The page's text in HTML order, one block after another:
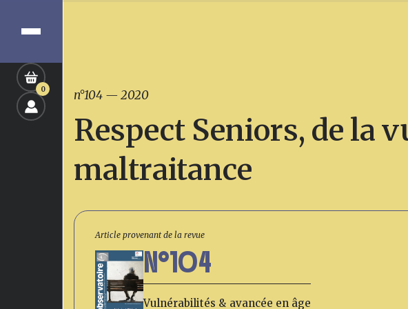
0 n°104 —2020
Respect Seniors, de la
maltraitance
Article provenant de la revue
N°104
Vulnérabilités & avancée en âge